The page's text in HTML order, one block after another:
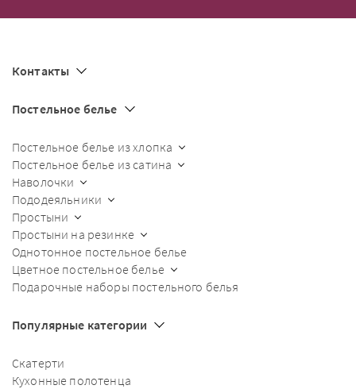
Контакты
Постельное белье
Постельное белье из хлопка
Постельное белье из сатина
Наволочки
Пододеяльники
Простыни
Простыни на резинке
Однотонное постельное белье
Цветное постельное белье
Подарочные наборы постельного белья
Популярные категории
Скатерти
Кухонные полотенца